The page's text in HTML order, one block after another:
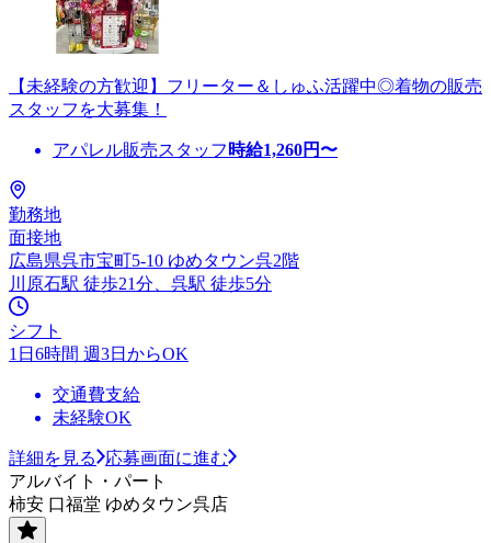
【未経験の方歓迎】フリーター＆しゅふ活躍中◎着物の販売
スタッフを大募集！
アパレル販売スタッフ 時給1,260円〜
勤務地
面接地
広島県呉市宝町5-10 ゆめタウン呉2階
川原石駅 徒歩21分、呉駅 徒歩5分
シフト
1日6時間 週3日からOK
交通費支給
未経験OK
詳細を見る
応募画面に進む
アルバイト・パート
柿安 口福堂 ゆめタウン呉店